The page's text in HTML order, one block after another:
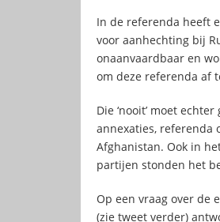
In de referenda heeft
voor aanhechting bij
onaanvaardbaar en
om deze referenda af
Die ‘nooit’ moet
annexaties, referenda
Afghanistan. Ook in
partijen stonden het
Op een vraag over de
(zie tweet verder)